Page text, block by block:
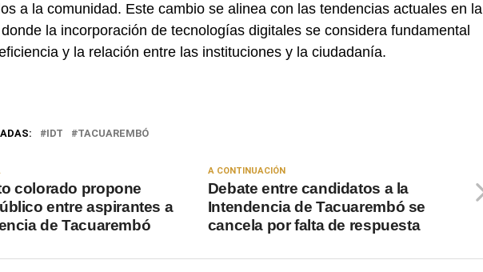
a la comunidad. Este cambio se alinea con las tendencias actuales en la
la incorporación de tecnologías digitales se considera fundamental
y la relación entre las instituciones y la ciudadanía.
IDT TACUAREMBÓ
A CONTINUACIÓN
Debate entre candidatos a la
Intendencia de Tacuarembó se
cancela por falta de respuesta
colorado propone
entre aspirantes a
de Tacuarembó